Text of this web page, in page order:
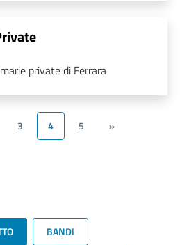
private di Ferrara
3 4 5 »
BANDI